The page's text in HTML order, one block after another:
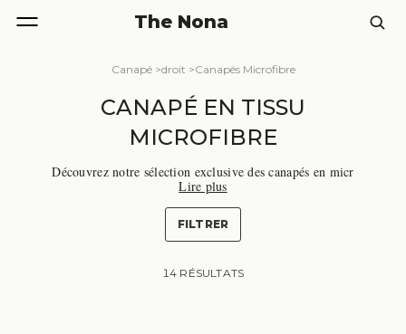
The Nona
Canapé>droit >Canapés Microfibre
CANAPÉ EN TISSU
MICROFIBRE
Découvrez notre sélection exclusive des canapés en micr
ofibre parmi les plus belles marques. Plongez dans le m
onde du confort ultime avec nos canapés confectionnés à
partir de tissus microfibres, une option moderne et prati
que pour rehausser votre espace de vie.
posés de fibres synthétiques fines, offrent une sensation
Lire plus
FILTRER
14 RÉSULTATS